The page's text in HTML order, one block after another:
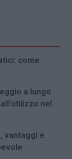
come
a lungo
nel
vantaggi e